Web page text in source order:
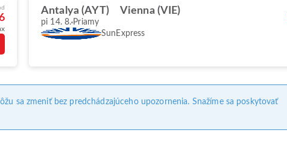
Antalya (AYT) Vienna (VIE)
pi 14. 8. Priamy
SunExpress
sa zmeniť bez predchádzajúceho upozornenia. Snažíme sa poskytovať